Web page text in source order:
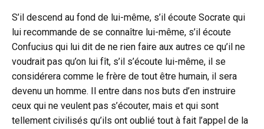
S’il descend au fond de lui-même, s’il écoute Socrate qui
lui recommande de se connaître lui-même, s’il écoute
Confucius qui lui dit de ne rien faire aux autres ce qu’il ne
voudrait pas qu’on lui fît, s’il s’écoute lui-même, il se
considérera comme le frère de tout être humain, il sera
devenu un homme. Il entre dans nos buts d’en instruire
ceux qui ne veulent pas s’écouter, mais et qui sont
tellement civilisés qu’ils ont oublié tout à fait l’appel de la